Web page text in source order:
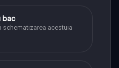
bac
schematizarea acestuia